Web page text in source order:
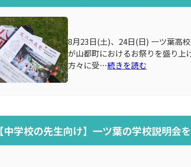
8月23日(土)、24日(日) 一ツ葉高
が山都町におけるお祭りを盛り上
方々に受…続きを読む
【中学校の先生向け】一ツ葉の学校説明会